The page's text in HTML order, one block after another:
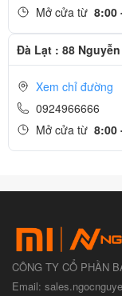
Mở cửa từ 8:00
Đà Lạt : 88
Xem chỉ đường
0924966666
Mở cửa từ 8:00
CÔNG TY CỔ PHẦN
Email: